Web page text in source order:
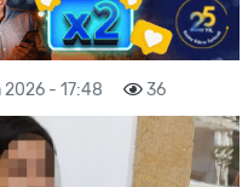
2026 - 17:48 36